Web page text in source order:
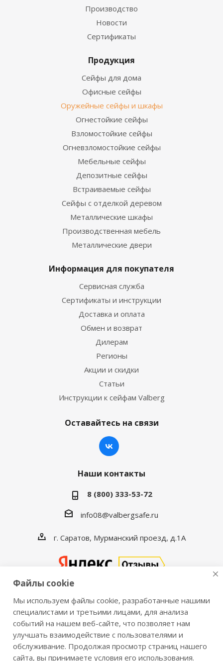
Производство
Новости
Сертификаты
Продукция
Сейфы для дома
Офисные сейфы
Оружейные сейфы и шкафы
Огнестойкие сейфы
Взломостойкие сейфы
Огневзломостойкие сейфы
Мебельные сейфы
Депозитные сейфы
Встраиваемые сейфы
Сейфы с отделкой деревом
Металлические шкафы
Производственная мебель
Металлические двери
Информация для покупателя
Сервисная служба
Сертификаты и инструкции
Доставка и оплата
Обмен и возврат
Дилерам
Регионы
Акции и скидки
Статьи
Инструкции к сейфам Valberg
Оставайтесь на связи
Наши контакты
8 (800) 333-53-72
info08@valbergsafe.ru
г. Саратов, Мурманский проезд, д.1А
2016-2026 © VALBERGSAFE.RU — Интернет-магазин
сейфов Valberg и металлической мебели Практик.
Продажа сейфов для дома и офиса, металлических
шкафов, стеллажей, металлических дверей.
Файлы cookie
Мы используем файлы cookie, разработанные нашими
специалистами и третьими лицами, для анализа
событий на нашем веб-сайте, что позволяет нам
улучшать взаимодействие с пользователями и
обслуживание. Продолжая просмотр страниц нашего
сайта, вы принимаете условия его использования.